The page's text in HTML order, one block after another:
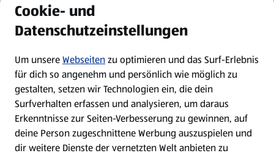
Cookie- und
Datenschutzeinstellungen
Um unsereWebseitenzu optimieren und das Surf-Erlebnis
für dich so angenehm und persönlich wie möglich zu
gestalten, setzen wir Technologien ein, die dein
Surfverhalten erfassen und analysieren, um daraus
Erkenntnisse zur Seiten-Verbesserung zu gewinnen, auf
deine Person zugeschnittene Werbung auszuspielen und
dir weitere Dienste der vernetzten Welt anbieten zu